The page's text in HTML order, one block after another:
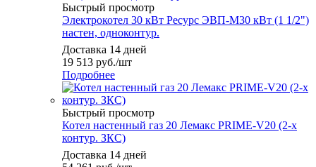
Быстрый просмотр
Электрокотел 30 кВт Ресурс ЭВП-М30 кВт (1 1/2")
настен, одноконтур.
Доставка 14 дней
19 513 руб./шт
Подробнее
Быстрый просмотр
Котел настенный газ 20 Лемакс PRIME-V20 (2-х
контур. ЗКС)
Доставка 14 дней